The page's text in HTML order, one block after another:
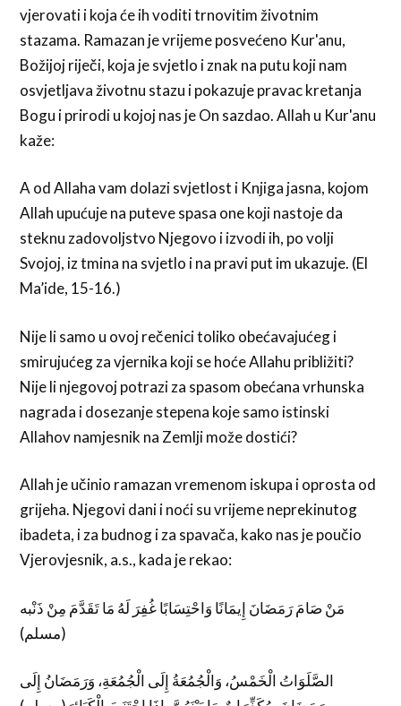
vjerovati i koja će ih voditi trnovitim životnim
stazama. Ramazan je vrijeme posvećeno Kur'anu,
Božijoj riječi, koja je svjetlo i znak na putu koji nam
osvjetljava životnu stazu i pokazuje pravac kretanja
Bogu i prirodi u kojoj nas je On sazdao. Allah u Kur'anu
kaže:
A od Allaha vam dolazi svjetlost i Knjiga jasna, kojom
Allah upućuje na puteve spasa one koji nastoje da
steknu zadovoljstvo Njegovo i izvodi ih, po volji
Svojoj, iz tmina na svjetlo i na pravi put im ukazuje. (El
Ma’ide, 15-16.)
Nije li samo u ovoj rečenici toliko obećavajućeg i
smirujućeg za vjernika koji se hoće Allahu približiti?
Nije li njegovoj potrazi za spasom obećana vrhunska
nagrada i dosezanje stepena koje samo istinski
Allahov namjesnik na Zemlji može dostići?
Allah je učinio ramazan vremenom iskupa i oprosta od
grijeha. Njegovi dani i noći su vrijeme neprekinutog
ibadeta, i za budnog i za spavača, kako nas je poučio
Vjerovjesnik, a.s., kada je rekao:
مَنْ صَامَ رَمَضَانَ إِيمَانًا وَاحْتِسَابًا غُفِرَ لَهُ مَا تَقَدَّمَ مِنْ ذَنْبه
(مسلم)
الصَّلَوَاتُ الْخَمْسُ، وَالْجُمُعَةُ إِلَى الْجُمُعَةِ، وَرَمَضَانُ إِلَى